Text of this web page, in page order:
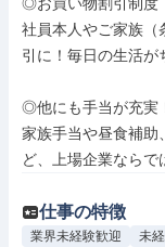
社員本人やご家族（
引に！毎日の生活が
◎他にも手当が充実
家族手当や昼食補助
ど、上場企業ならで
仕事の特徴
業界未経験歓迎 未